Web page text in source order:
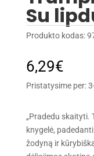
Su
Produkto kodas:
6,29€
Pristatysime per:
„Pradedu skaityti.
knygelė,
žodyną ir